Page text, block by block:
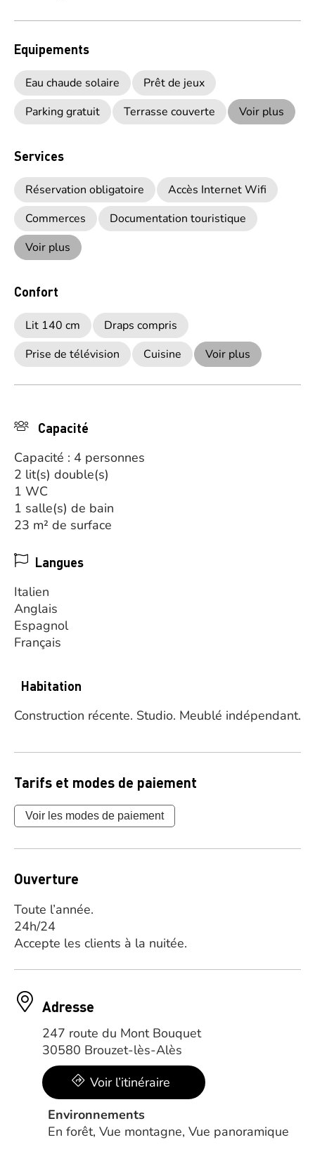
Equipements
Eau chaude solaire
Prêt de jeux
Parking gratuit
Terrasse couverte Voir plus
Services
Réservation obligatoire
Accès Internet Wifi
Commerces
Documentation touristique
Voir plus
Confort
Lit 140 cm
Draps compris
Prise de télévision
Cuisine Voir plus
Capacité
Capacité : 4 personnes
2 lit(s) double(s)
1 WC
1 salle(s) de bain
23 m² de surface
Langues
Italien
Anglais
Espagnol
Français
Habitation
Construction récente. Studio. Meublé indépendant.
Tarifs et modes de paiement
Voir les modes de paiement
Ouverture
Toute l’année.
24h/24
Accepte les clients à la nuitée.
Adresse
247 route du Mont Bouquet
30580 Brouzet-lès-Alès
Voir l’itinéraire
Environnements
En forêt, Vue montagne, Vue panoramique